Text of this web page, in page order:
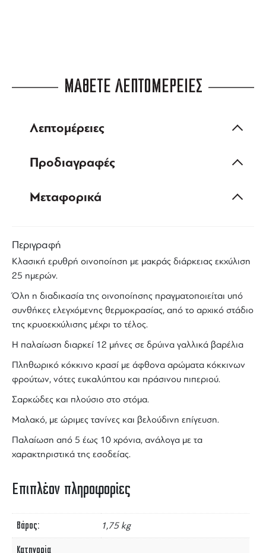
ΜΑΘΕΤΕ ΛΕΠΤΟΜΕΡΕΙΕΣ
Λεπτομέρειες
Προδιαγραφές
Μεταφορικά
Περιγραφή
Κλασική ερυθρή οινοποίηση με μακράς διάρκειας εκχύλιση
25 ημερών.
Όλη η διαδικασία της οινοποίησης πραγματοποιείται υπό
συνθήκες ελεγχόμενης θερμοκρασίας, από το αρχικό στάδιο
της κρυοεκχύλισης μέχρι το τέλος.
Η παλαίωση διαρκεί 12 μήνες σε δρύινα γαλλικά βαρέλια
Πληθωρικό κόκκινο κρασί με άφθονα αρώματα κόκκινων
φρούτων, νότες ευκαλύπτου και πράσινου πιπεριού.
Σαρκώδες και πλούσιο στο στόμα.
Μαλακό, με ώριμες τανίνες και βελούδινη επίγευση.
Παλαίωση από 5 έως 10 χρόνια, ανάλογα με τα
χαρακτηριστικά της εσοδείας.
Επιπλέον πληροφορίες
Βάρος 1,75 kg
Κατηγορία